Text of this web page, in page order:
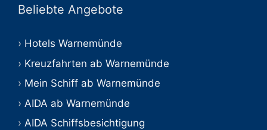
Beliebte Angebote
Hotels Warnemünde
Kreuzfahrten ab Warnemünde
Mein Schiff ab Warnemünde
AIDA ab Warnemünde
AIDA Schiffsbesichtigung